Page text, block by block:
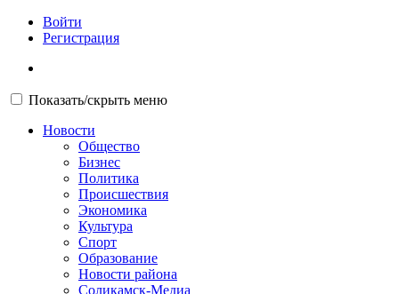
Войти
Регистрация
Показать/скрыть меню
Новости
Общество
Бизнес
Политика
Происшествия
Экономика
Культура
Спорт
Образование
Новости района
Соликамск-Медиа